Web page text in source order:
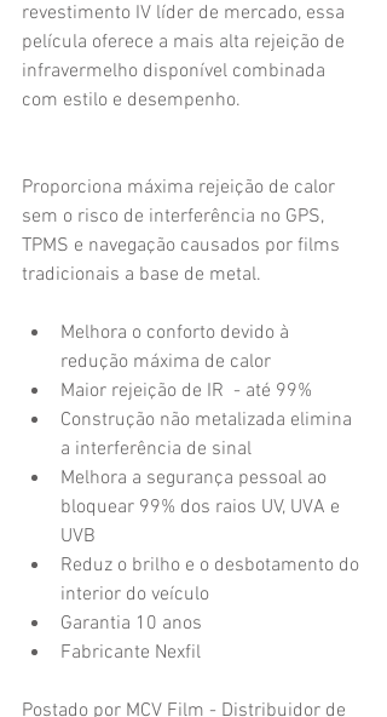
revestimento IV líder de mercado, essa
película oferece a mais alta rejeição de
infravermelho disponível combinada
com estilo e desempenho.
Proporciona máxima rejeição de calor
sem o risco de interferência no GPS,
TPMS e navegação causados ​​por films
tradicionais a base de metal.
Melhora o conforto devido à
redução máxima de calor
Maior rejeição de IR  - até 99%
Construção não metalizada elimina
a interferência de sinal
Melhora a segurança pessoal ao
bloquear 99% dos raios UV, UVA e
UVB
Reduz o brilho e o desbotamento do
interior do veículo
Garantia 10 anos
Fabricante Nexfil
Postado por MCV Film - Distribuidor de